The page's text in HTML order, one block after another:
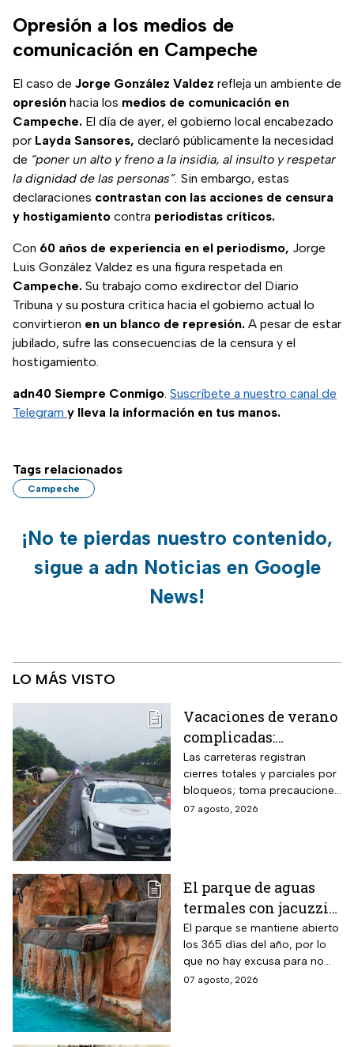
Opresión a los medios de
comunicación en Campeche
El caso de Jorge González Valdez refleja un ambiente de
opresión hacia los medios de comunicación en
Campeche. El día de ayer, el gobierno local encabezado
por Layda Sansores, declaró públicamente la necesidad
de “poner un alto y freno a la insidia, al insulto y respetar
la dignidad de las personas”. Sin embargo, estas
declaraciones contrastan con las acciones de censura
y hostigamiento contra periodistas críticos.
Con 60 años de experiencia en el periodismo, Jorge
Luis González Valdez es una figura respetada en
Campeche. Su trabajo como exdirector del Diario
Tribuna y su postura crítica hacia el gobierno actual lo
convirtieron en un blanco de represión. A pesar de estar
jubilado, sufre las consecuencias de la censura y el
hostigamiento.
adn40 Siempre Conmigo Suscríbete a nuestro canal de
Telegram y lleva la información en tus manos.
Tags relacionados
Campeche
¡No te pierdas nuestro contenido,
sigue a adn Noticias en Google
News!
LO MÁS VISTO
Vacaciones de verano
complicadas:
Carreteras cerradas
por bloqueos y fuertes
accidentes hoy
viernes 7 de agosto
Las carreteras registran
cierres totales y parciales por
bloqueos; toma precauciones
si viajas en estas vacaciones
07 agosto, 2026
El parque de aguas
termales con jacuzzis
y cabañas a 2 horas de
CDMX donde este
grupo de adultos
mayores paga la
El parque se mantiene abierto
los 365 días del año, por lo
que no hay excusa para no
visitar este hermoso lugar
07 agosto, 2026